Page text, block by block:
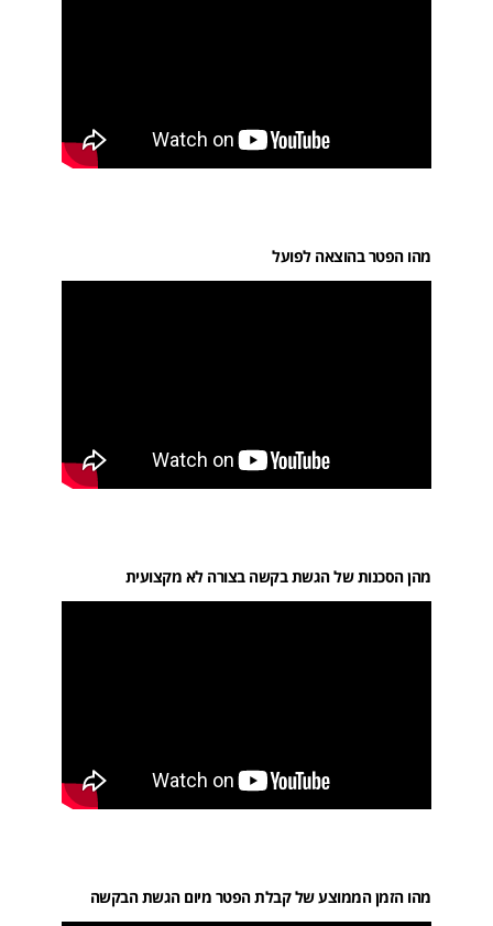
מהו הפטר בהוצאה לפועל
מהן הסכנות של הגשת בקשה בצורה לא מקצועית
מהו הזמן הממוצע של קבלת הפטר מיום הגשת הבקשה